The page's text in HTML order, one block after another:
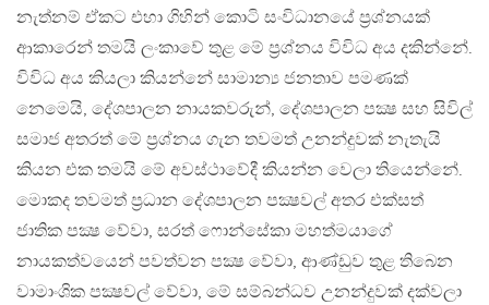
නැත්නම් ඒකට එහා ගිහින් කොටි සංවිධානයේ ප‍්‍රශ්නයක්
ආකාරෙන් තමයි ලංකාවේ තුළ මේ ප‍්‍රශ්නය විවිධ අය දකින්නේ.
විවිධ අය කියලා කියන්නේ සාමාන්‍ය ජනතාව පමණක්
නෙමෙයි, දේශපාලන නායකවරුන්, දේශපාලන පක්‍ෂ සහ සිවිල්
සමාජ අතරත් මේ ප‍්‍රශ්නය ගැන තවමත් උනන්දුවක් නැතැයි
කියන එක තමයි මේ අවස්ථාවේදී කියන්න වෙලා තියෙන්නේ.
මොකද තවමත් ප‍්‍රධාන දේශපාලන පක්‍ෂවල් අතර එක්සත්
ජාතික පක්‍ෂ වේවා, සරත් ෆොන්සේකා මහත්මයාගේ
නායකත්වයෙන් පවත්වන පක්‍ෂ වේවා, ආණ්ඩුව තුළ තිබෙන
වාමාංශික පක්‍ෂවල් වේවා, මේ සම්බන්ධව උනන්දුවක් දක්වලා